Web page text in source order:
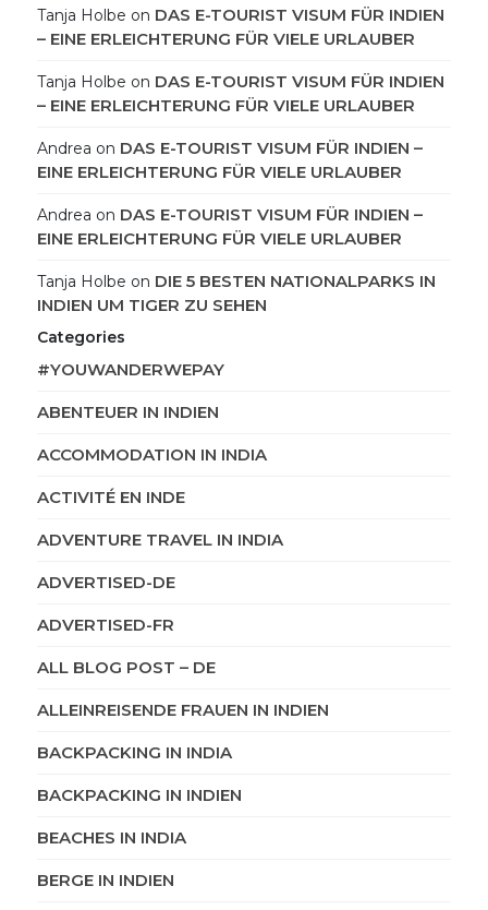
Tanja Holbe on DAS E-TOURIST VISUM FÜR INDIEN
– EINE ERLEICHTERUNG FÜR VIELE URLAUBER
Tanja Holbe on DAS E-TOURIST VISUM FÜR INDIEN
– EINE ERLEICHTERUNG FÜR VIELE URLAUBER
Andrea on DAS E-TOURIST VISUM FÜR INDIEN –
EINE ERLEICHTERUNG FÜR VIELE URLAUBER
Andrea on DAS E-TOURIST VISUM FÜR INDIEN –
EINE ERLEICHTERUNG FÜR VIELE URLAUBER
Tanja Holbe on DIE 5 BESTEN NATIONALPARKS IN
INDIEN UM TIGER ZU SEHEN
Categories
#YOUWANDERWEPAY
ABENTEUER IN INDIEN
ACCOMMODATION IN INDIA
ACTIVITÉ EN INDE
ADVENTURE TRAVEL IN INDIA
ADVERTISED-DE
ADVERTISED-FR
ALL BLOG POST – DE
ALLEINREISENDE FRAUEN IN INDIEN
BACKPACKING IN INDIA
BACKPACKING IN INDIEN
BEACHES IN INDIA
BERGE IN INDIEN